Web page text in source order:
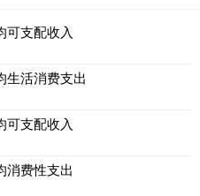
可支配收入
生活消费支出
可支配收入
消费性支出